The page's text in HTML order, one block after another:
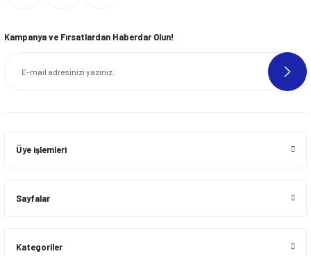
Kampanya ve Fırsatlardan Haberdar Olun!
Üye işlemleri
Sayfalar
Kategoriler